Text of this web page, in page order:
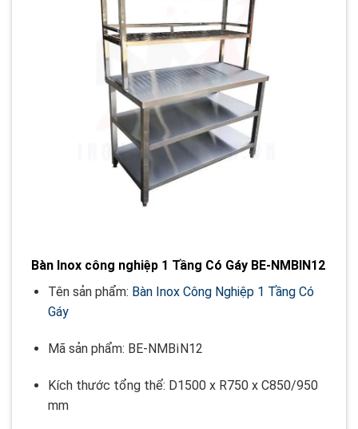
Bàn Inox công nghiệp 1 Tầng Có Gáy BE-NMBIN12
Tên sản phẩm: Bàn Inox Công Nghiệp 1 Tầng Có
Gáy
Mã sản phẩm: BE-NMBIN12
Kích thước tổng thể: D1500 x R750 x C850/950
mm